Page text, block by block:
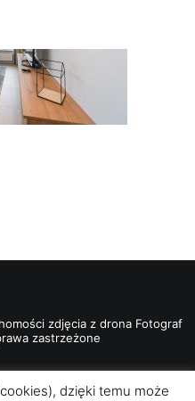
zdjęcia z drona Fotograf
zastrzeżone
dzięki temu może